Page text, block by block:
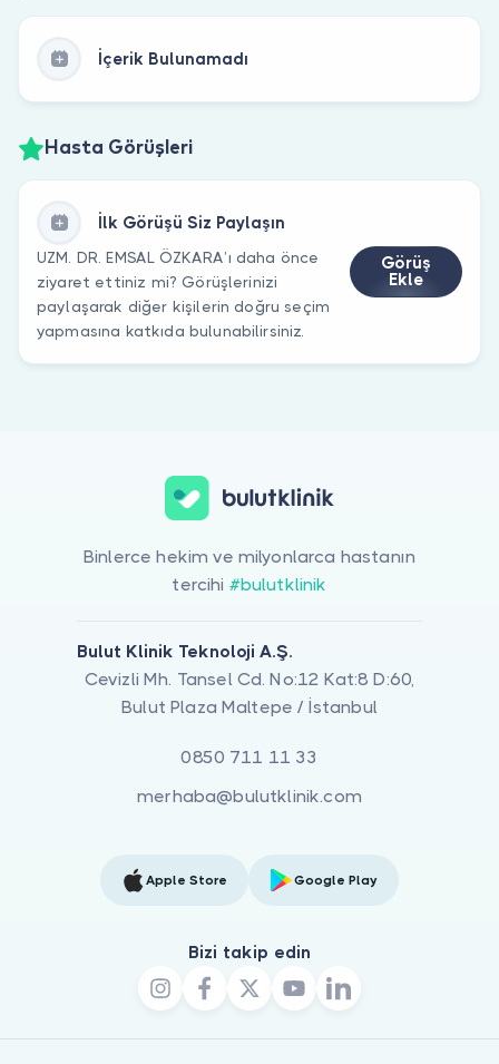
İçerik Bulunamadı
Hasta Görüşleri
İlk Görüşü Siz Paylaşın
UZM. DR. EMSAL ÖZKARA’ı daha önce
ziyaret ettiniz mi? Görüşlerinizi
paylaşarak diğer kişilerin doğru seçim
yapmasına katkıda bulunabilirsiniz.
Görüş
Ekle
Binlerce hekim ve milyonlarca hastanın
tercihi #bulutklinik
Bulut Klinik Teknoloji A.Ş.
Cevizli Mh. Tansel Cd. No:12 Kat:8 D:60,
Bulut Plaza Maltepe / İstanbul
0850 711 11 33
merhaba@bulutklinik.com
Apple Store Google Play
Bizi takip edin